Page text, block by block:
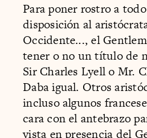
Para poner rostro a
disposición al
Occidente..., el
tener o no un título de
Sir Charles Lyell o Mr.
Daba igual. Otros
incluso algunos
cara con el antebrazo
vista en presencia del